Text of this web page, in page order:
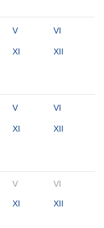
V VI
XI XII
V VI
XI XII
V VI
XI XII